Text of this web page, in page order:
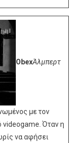
ObexΆλμπερτ
με τον
videogame. Όταν η
να αφήσει